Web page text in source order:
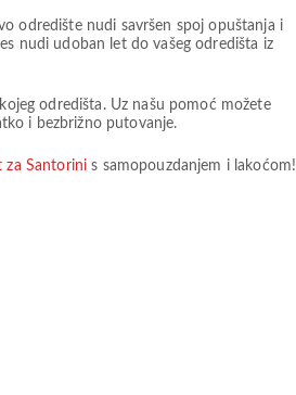
odredište nudi savršen spoj opuštanja i
nudi udoban let do vašeg odredišta iz
odredišta. Uz našu pomoć možete
i bezbrižno putovanje.
za Santorini s samopouzdanjem i lakoćom!